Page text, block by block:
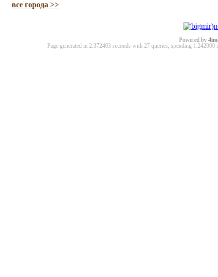
все города >>
Powered by
Page generated in 2.372403 seconds with 27 queries, spending